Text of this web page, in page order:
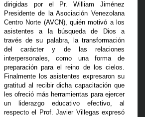
dirigidas por el Pr. William Jiménez
Presidente de la Asociación Venezolana
Centro Norte (AVCN), quién motivó a los
asistentes a la búsqueda de Dios a
través de su palabra, la transformación
del carácter y de las relaciones
interpersonales, como una forma de
preparación para el reino de los cielos.
Finalmente los asistentes expresaron su
gratitud al recibir dicha capacitación que
les ofreció más herramientas para ejercer
un liderazgo educativo efectivo, al
respecto el Prof. Javier Villegas expresó